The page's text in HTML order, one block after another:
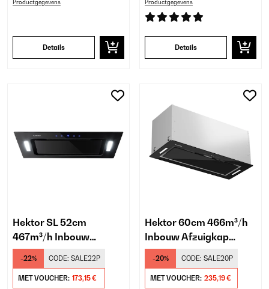
Productgegevens
Details
Productgegevens
Details
Hektor SL 52cm
467m³/h Inbouw
Afzuigkap Zwart
-22% CODE: SALE22P
MET VOUCHER: 173,15 €
Hektor 60cm 466m³/h
Inbouw Afzuigkap
Zwart
-20% CODE: SALE20P
MET VOUCHER: 235,19 €